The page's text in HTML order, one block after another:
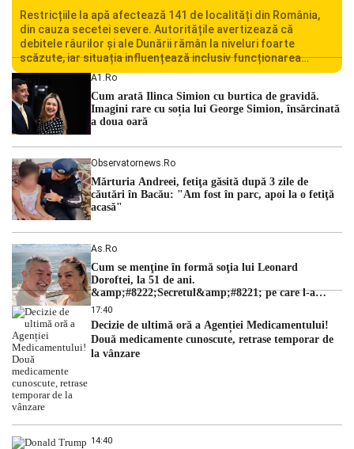
Restricțiile la apă afectează 141 de localități din România,
din cauza secetei severe. Autoritățile avertizează că
debitele râurilor și ale Dunării rămân la niveluri foarte
scăzute, iar situația influențează inclusiv funcționarea
Centralei Nucleare de la Cernavodă. România se confruntă
cu una dintre cele mai dificile perioade din punct de vedere
hidrologic din ultimii ani. Lipsa […]
A1.ro
Cum arată Ilinca Simion cu burtica de gravidă.
Imagini rare cu soția lui George Simion, însărcinată
a doua oară
Observatornews.ro
Mărturia Andreei, fetiţa găsită după 3 zile de
căutări în Bacău: "Am fost în parc, apoi la o fetiţă
acasă"
As.ro
Cum se menţine în formă soţia lui Leonard
Doroftei, la 51 de ani.
&amp;#8222;Secretul&amp;#8221; pe care l-a
dezvăluit
17:40
Decizie de ultimă oră a Agenției Medicamentului!
Două medicamente cunoscute, retrase temporar de
la vânzare
14:40